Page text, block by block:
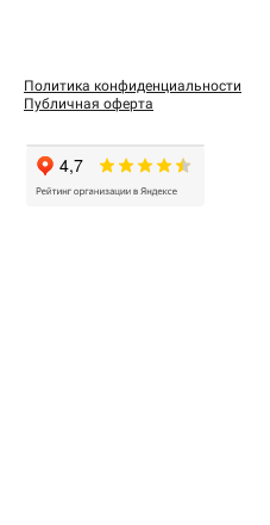
Политика конфиденциальности
Публичная оферта